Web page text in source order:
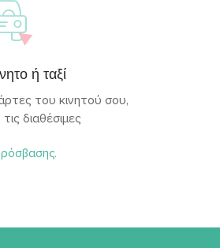
ή ταξί
του κινητού σου,
διαθέσιμες